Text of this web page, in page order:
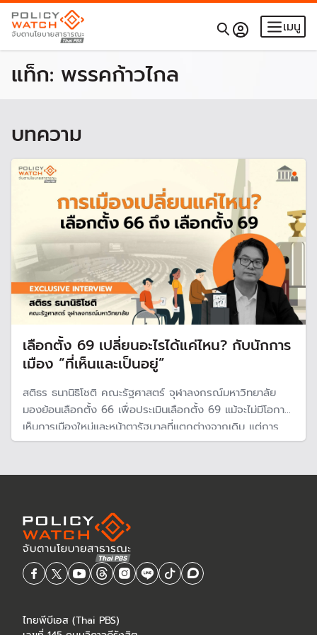
เมนู
แท็ก: พรรคก้าวไกล
บทความ
เลือกตั้ง 69 เปลี่ยนอะไรได้แค่ไหน? กับนักการ
เมือง “ที่เห็นและเป็นอยู่”
สติธร ธนานิธิโชติ คณะรัฐศาสตร์ จุฬาลงกรณ์มหาวิทยาลัย
มองย้อนเลือกตั้ง 66 เพื่อประเมินเลือกตั้ง 69 แม้จะไม่มีโอกาส
เห็นการเมืองใหม่และหน้าตารัฐบาลที่แตกต่างจากเดิม แต่การ
เลือกตั้ง 69 ช่วยปรับสมดุลการเมือง ฝ่ายอนุรักษ์มีความหวัง
ไทยพีบีเอส (Thai PBS)